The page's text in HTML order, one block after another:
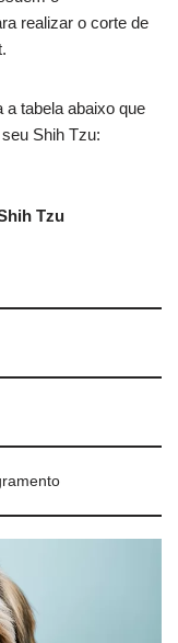
realizar o corte de
tabela abaixo que
Shih Tzu:
Tzu